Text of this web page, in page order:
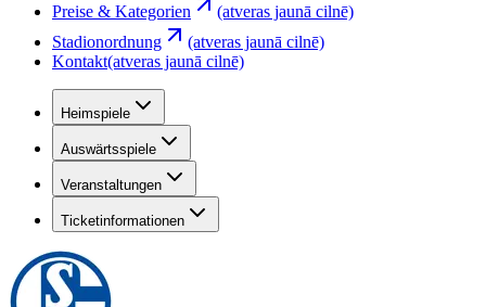
Preise & Kategorien
(atveras jaunā cilnē)
Stadionordnung
(atveras jaunā cilnē)
Kontakt(atveras jaunā cilnē)
Heimspiele
Auswärtsspiele
Veranstaltungen
Ticketinformationen